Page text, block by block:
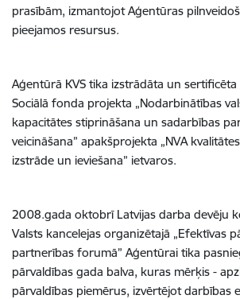
prasībām, izmantojot Aģentūras
pieejamos resursus.
Aģentūrā KVS tika izstrādāta un
Sociālā fonda projekta „Nodarbinātības
kapacitātes stiprināšana un sadarbības
veicināšana” apakšprojekta „NVA
izstrāde un ieviešana” ietvaros.
2008.gada oktobrī Latvijas darba devēju
Valsts kancelejas organizētajā „Efektīvas
partnerības forumā” Aģentūrai tika
pārvaldības gada balva, kuras mērķis -
pārvaldības piemērus, izvērtējot darbības